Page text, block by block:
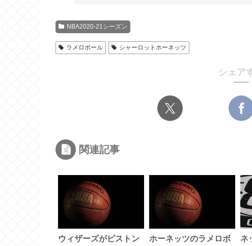
NBA2020-21シーズン
ラメロボール シャーロットホーネッツ
シェア
関連記事
ウィザーズがピストン ホーネッツのラメロボ ネ